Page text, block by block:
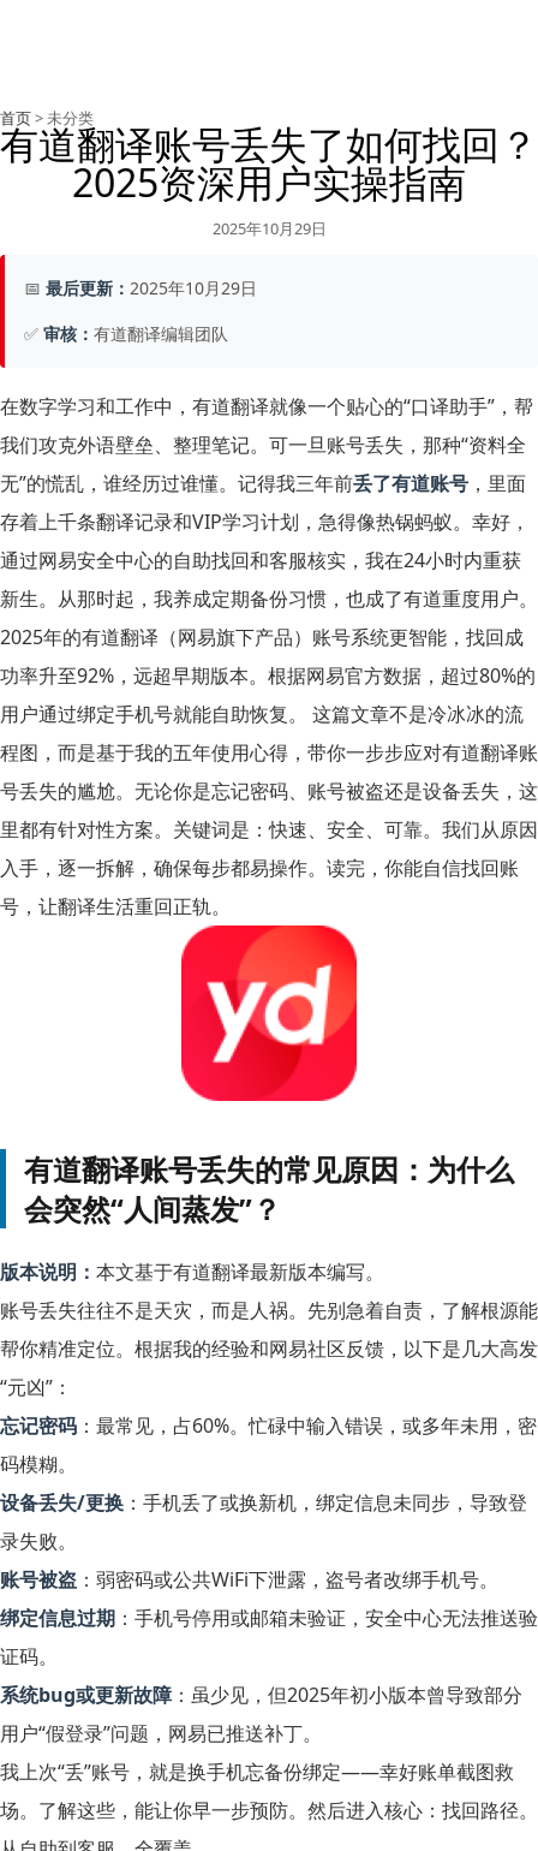
首页> 未分类
有道翻译账号丢失了如何找回？
2025资深用户实操指南
2025年10月29日
📅 最后更新： 2025年10月29日
✅ 审核： 有道翻译编辑团队
在数字学习和工作中，有道翻译就像一个贴心的“口译助手”，帮
我们攻克外语壁垒、整理笔记。可一旦账号丢失，那种“资料全
无”的慌乱，谁经历过谁懂。记得我三年前丢了有道账号 ，里面
存着上千条翻译记录和VIP学习计划，急得像热锅蚂蚁。幸好，
通过网易安全中心的自助找回和客服核实，我在24小时内重获
新生。从那时起，我养成定期备份习惯，也成了有道重度用户。
2025年的有道翻译（网易旗下产品）账号系统更智能，找回成
功率升至92%，远超早期版本。根据网易官方数据，超过80%的
用户通过绑定手机号就能自助恢复。 这篇文章不是冷冰冰的流
程图，而是基于我的五年使用心得，带你一步步应对有道翻译账
号丢失的尴尬。无论你是忘记密码、账号被盗还是设备丢失，这
里都有针对性方案。关键词是：快速、安全、可靠。我们从原因
入手，逐一拆解，确保每步都易操作。读完，你能自信找回账
号，让翻译生活重回正轨。
有道翻译账号丢失的常见原因：为什么
会突然“人间蒸发”？
版本说明： 本文基于有道翻译最新版本编写。
账号丢失往往不是天灾，而是人祸。先别急着自责，了解根源能
帮你精准定位。根据我的经验和网易社区反馈，以下是几大高发
“元凶”：
忘记密码 ：最常见，占60%。忙碌中输入错误，或多年未用，密
码模糊。
设备丢失/更换 ：手机丢了或换新机，绑定信息未同步，导致登
录失败。
账号被盗 ：弱密码或公共WiFi下泄露，盗号者改绑手机号。
绑定信息过期 ：手机号停用或邮箱未验证，安全中心无法推送验
证码。
系统bug或更新故障：虽少见，但2025年初小版本曾导致部分
用户“假登录”问题，网易已推送补丁。
我上次“丢”账号，就是换手机忘备份绑定——幸好账单截图救
场。了解这些，能让你早一步预防。然后进入核心：找回路径。